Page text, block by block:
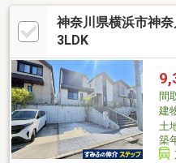
3.6mの勾配天井仕様・会話が弾
納付で多用途に利用可・全居室
る)▼設備・浴室乾燥機・SIC▼周
神奈川県横浜市神
3LDK
間
建
土
築